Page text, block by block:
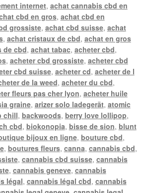
internet, achat cannabis cbd en
cbd en gros, achat cbd en
grossiste, achat cbd suisse, achat
, achat cristaux de cbd, achat en gros
de cbd, achat tabac, acheter cbd,
, acheter cbd grossiste, acheter cbd
cbd suisse, acheter cd, acheter de l
de la weed, acheter du cbd,
fleurs pas cher lyon, acheter huile
graine, arizer solo ladegerät, atomic
chill, backwoods, berry love lollipop,
cbd, biokonopia, bisse de sion, blunt
bijoux en ligne, bouture cbd,
, boutures fleurs, canna, cannabis cbd,
, cannabis cbd suisse, cannabis
, cannabis geneve, cannabis
légal, cannabis légal cbd, cannabis